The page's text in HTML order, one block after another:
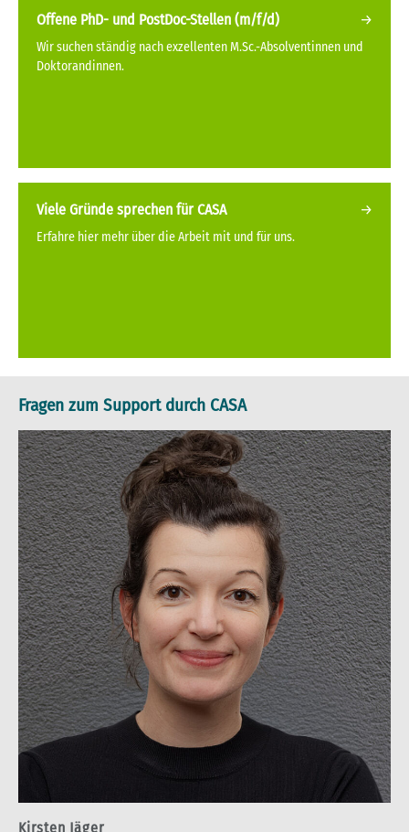
Offene PhD- und PostDoc-Stellen (m/f/d)
Wir suchen ständig nach exzellenten M.Sc.-Absolventinnen und
Doktorandinnen.
Viele Gründe sprechen für CASA
Erfahre hier mehr über die Arbeit mit und für uns.
Fragen zum Support durch CASA
Kirsten Jäger